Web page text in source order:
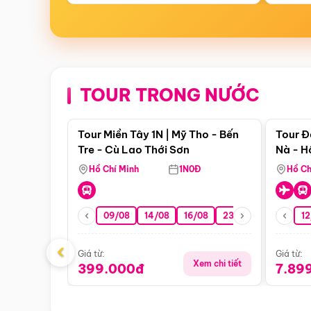
TOUR TRONG NƯỚC
Điểm nổi bật
Tour Miền Tây 1N | Mỹ Tho - Bến
Tre - Cù Lao Thới Sơn
Hồ Chí Minh 1N0Đ
09/08 14/08 16/08 23/08 30/08
Giá từ:
399.000đ Xem chi tiết
Tour
Nà -
Nha
Hồ
Giá từ:
‹